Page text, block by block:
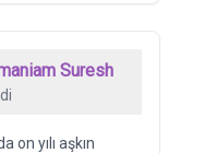
Suresh
on yılı aşkın